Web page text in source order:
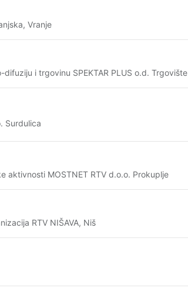
Vranje
i trgovinu SPEKTAR PLUS o.d. Trgovište
Surdulica
aktivnosti MOSTNET RTV d.o.o. Prokuplje
RTV NIŠAVA, Niš